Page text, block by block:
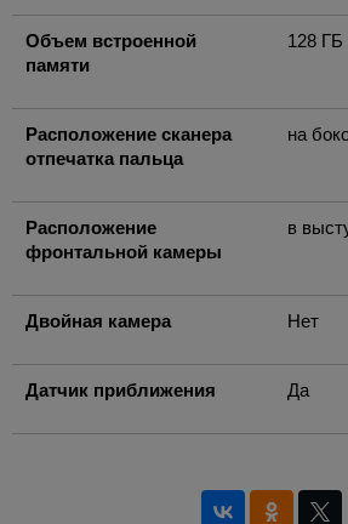
Объем встроенной
памяти
128 ГБ
Расположение сканера
отпечатка пальца
на
Расположение
фронтальной камеры
в
Двойная камера Нет
Датчик приближения Да